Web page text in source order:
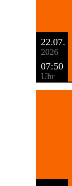
22.07.
2026
07:50
Uhr